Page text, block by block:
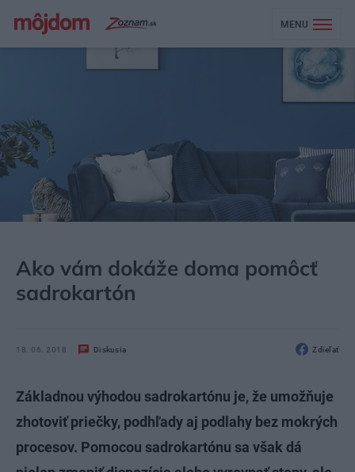
MENU
Ako vám dokáže doma pomôcť
sadrokartón
18. 06. 2018 Diskusia Zdieľať
Základnou výhodou sadrokartónu je, že umožňuje
zhotoviť priečky, podhľady aj podlahy bez mokrých
procesov. Pomocou sadrokartónu sa však dá